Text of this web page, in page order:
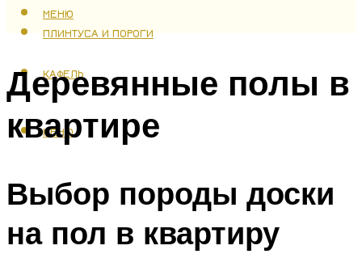
ПЛИНТУСА И ПОРОГИ
КАФЕЛЬ
МЕНЮ
МЕНЮ
Деревянные полы в
квартире
Выбор породы доски
на пол в квартиру